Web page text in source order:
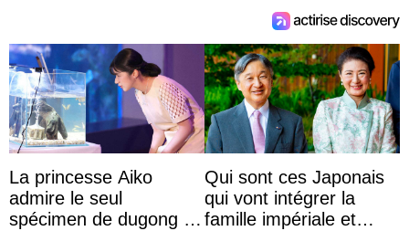
La princesse Aiko
admire le seul
spécimen de dugong en
Qui sont ces Japonais
qui vont intégrer la
famille impériale et